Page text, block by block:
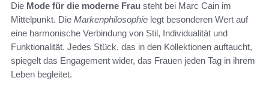
Die Mode für die moderne Frau steht bei Marc Cain im
Mittelpunkt. Die Markenphilosophie legt besonderen Wert auf
eine harmonische Verbindung von Stil, Individualität und
Funktionalität. Jedes Stück, das in den Kollektionen auftaucht,
spiegelt das Engagement wider, das Frauen jeden Tag in ihrem
Leben begleitet.